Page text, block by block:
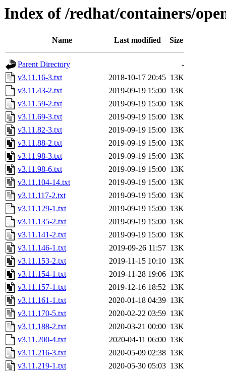
Index of /redhat/containers/
Name Last modified Size
Parent Directory
-
v3.11.16-3.txt
2018-10-17 20:45 13K
v3.11.43-2.txt
2019-09-19 15:00 13K
v3.11.59-2.txt
2019-09-19 15:00 13K
v3.11.69-3.txt
2019-09-19 15:00 13K
v3.11.82-3.txt
2019-09-19 15:00 13K
v3.11.88-2.txt
2019-09-19 15:00 13K
v3.11.98-3.txt
2019-09-19 15:00 13K
v3.11.98-6.txt
2019-09-19 15:00 13K
v3.11.104-14.txt
2019-09-19 15:00 13K
v3.11.117-2.txt
2019-09-19 15:00 13K
v3.11.129-1.txt
2019-09-19 15:00 13K
v3.11.135-2.txt
2019-09-19 15:00 13K
v3.11.141-2.txt
2019-09-19 15:00 13K
v3.11.146-1.txt
2019-09-26 11:57 13K
v3.11.153-2.txt
2019-11-15 10:10 13K
v3.11.154-1.txt
2019-11-28 19:06 13K
v3.11.157-1.txt
2019-12-16 18:52 13K
v3.11.161-1.txt
2020-01-18 04:39 13K
v3.11.170-5.txt
2020-02-22 03:59 13K
v3.11.188-2.txt
2020-03-21 00:00 13K
v3.11.200-4.txt
2020-04-11 06:00 13K
v3.11.216-3.txt
2020-05-09 02:38 13K
v3.11.219-1.txt
2020-05-30 05:03 13K